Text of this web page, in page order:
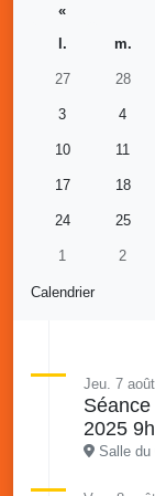
Calendrier
«
l.
m.
27 28
3 4
10 11
17 18
24 25
1 2
Jeu. 7
2025
Salle du